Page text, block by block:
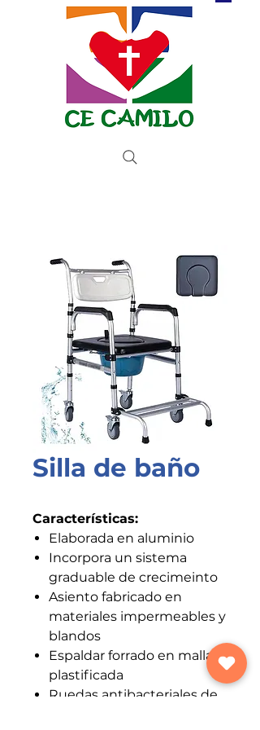
Donate now
Silla de baño
Características:
Elaborada en aluminio
Incorpora un sistema
graduable de crecimeinto
Asiento fabricado en
materiales impermeables y
blandos
Espaldar forrado en malla
plastificada
Ruedas antibacteriales de